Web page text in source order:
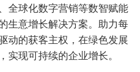
全球化数字营销等数智赋能
生意增长解决方案。助力每
动的获客主权，在绿色发展
实现可持续的企业增长。